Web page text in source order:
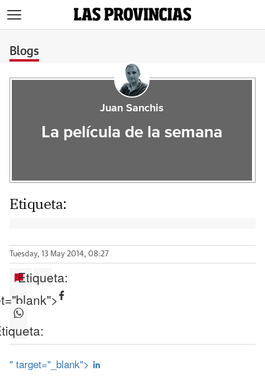
Blogs
Juan Sanchis
La película de la semana
Etiqueta:
Tuesday, 13 May 2014, 08:27
Etiqueta:
" target="_blank">